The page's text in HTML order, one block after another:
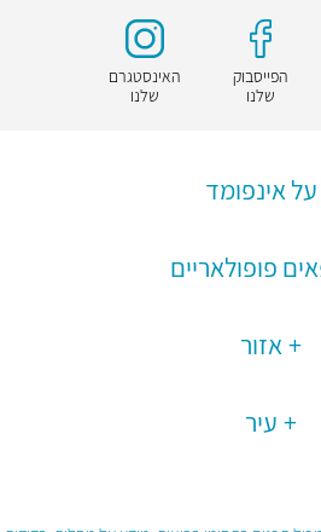
הפייסבוק
שלנו
האינסטגרם
שלנו
על אינפומד
פופולאריים
אזור
עיר